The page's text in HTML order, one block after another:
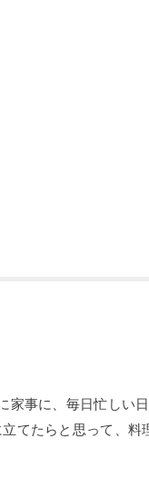
家事に、毎日忙しい
てたらと思って、料